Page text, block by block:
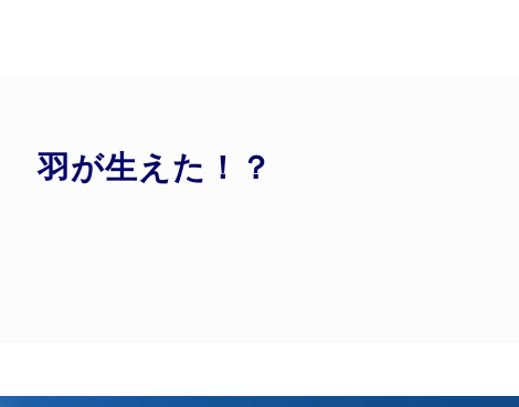
羽が生えた！？